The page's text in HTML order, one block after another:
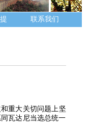
联系我们
重大关切问题上坚
瓦达尼当选总统一